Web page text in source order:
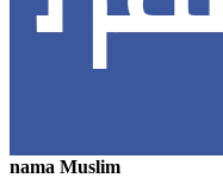
nama Muslim